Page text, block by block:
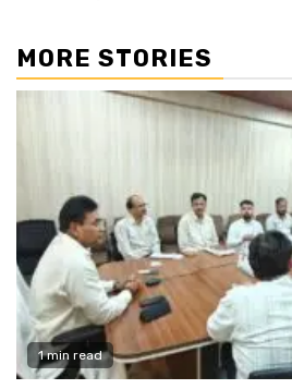
MORE STORIES
1 min read